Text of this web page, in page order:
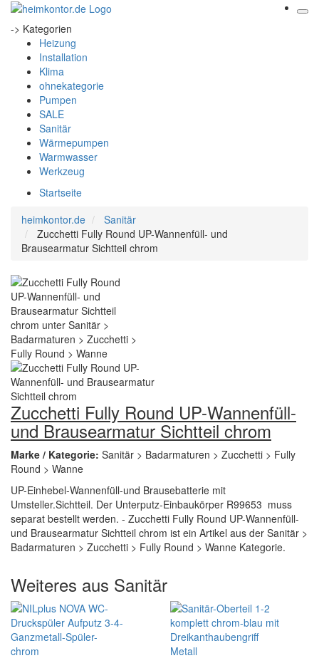
-> Kategorien
Heizung
Installation
Klima
ohnekategorie
Pumpen
SALE
Sanitär
Wärmepumpen
Warmwasser
Werkzeug
Startseite
heimkontor.de
Sanitär
Zucchetti Fully Round UP-Wannenfüll- und
Brausearmatur Sichtteil chrom
Zucchetti Fully Round UP-Wannenfüll-
und Brausearmatur Sichtteil chrom
Marke / Kategorie: Sanitär > Badarmaturen > Zucchetti > Fully
Round > Wanne
UP-Einhebel-Wannenfüll-und Brausebatterie mit
Umsteller.Sichtteil. Der Unterputz-Einbaukörper R99653 muss
separat bestellt werden. - Zucchetti Fully Round UP-Wannenfüll-
und Brausearmatur Sichtteil chrom ist ein Artikel aus der Sanitär >
Badarmaturen > Zucchetti > Fully Round > Wanne Kategorie.
Weiteres aus Sanitär